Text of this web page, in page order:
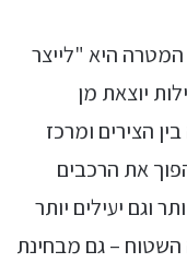
המטרה היא "לייצר
יוצאת מן
הצירים ומרכז
את הרכבים
וגם יעילים יותר
השטוח – גם מבחינת